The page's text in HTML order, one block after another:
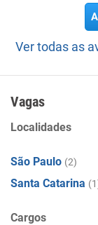
Ver todas as
Vagas
Localidades
São Paulo (2)
Santa Catarina
Cargos